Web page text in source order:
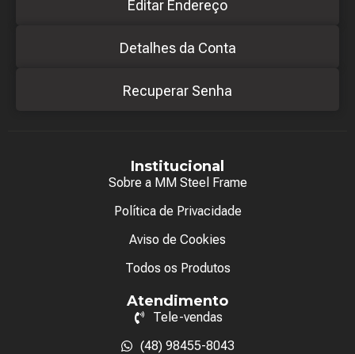
Editar Endereço
Detalhes da Conta
Recuperar Senha
Institucional
Sobre a MM Steel Frame
Política de Privacidade
Aviso de Cookies
Todos os Produtos
Atendimento
Tele-vendas
(48) 98455-8043